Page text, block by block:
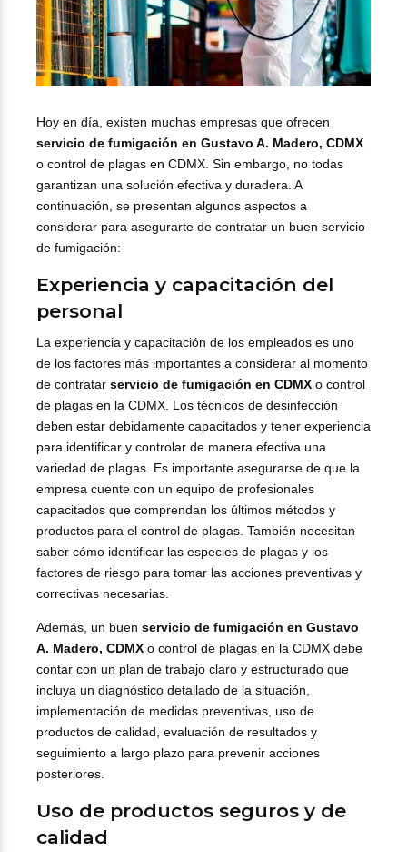
Hoy en día, existen muchas empresas que ofrecen
servicio de fumigación en Gustavo A. Madero, CDMX
o control de plagas en CDMX. Sin embargo, no todas
garantizan una solución efectiva y duradera. A
continuación, se presentan algunos aspectos a
considerar para asegurarte de contratar un buen servicio
de fumigación:
Experiencia y capacitación del
personal
La experiencia y capacitación de los empleados es uno
de los factores más importantes a considerar al momento
de contratar servicio de fumigación en CDMX o control
de plagas en la CDMX. Los técnicos de desinfección
deben estar debidamente capacitados y tener experiencia
para identificar y controlar de manera efectiva una
variedad de plagas. Es importante asegurarse de que la
empresa cuente con un equipo de profesionales
capacitados que comprendan los últimos métodos y
productos para el control de plagas. También necesitan
saber cómo identificar las especies de plagas y los
factores de riesgo para tomar las acciones preventivas y
correctivas necesarias.
Además, un buen servicio de fumigación en Gustavo
A. Madero, CDMX o control de plagas en la CDMX debe
contar con un plan de trabajo claro y estructurado que
incluya un diagnóstico detallado de la situación,
implementación de medidas preventivas, uso de
productos de calidad, evaluación de resultados y
seguimiento a largo plazo para prevenir acciones
posteriores.
Uso de productos seguros y de
calidad